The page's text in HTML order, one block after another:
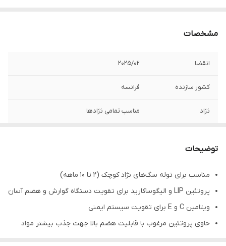
مشخصات
انقضا 2025/02
کشور سازنده فرانسه
نژاد مناسب تمامی نژادها
توضیحات
مناسب برای توله سگ‌های نژاد کوچک (2 تا 10 ماهه)
پروتئین LIP و الیگوساکارید برای تقویت دستگاه گوارش و هضم آسان
ویتامین C و E برای تقویت سیستم ایمنی
حاوی پروتئین مرغوب با قابلیت هضم بالا جهت جذب بیشتر مواد